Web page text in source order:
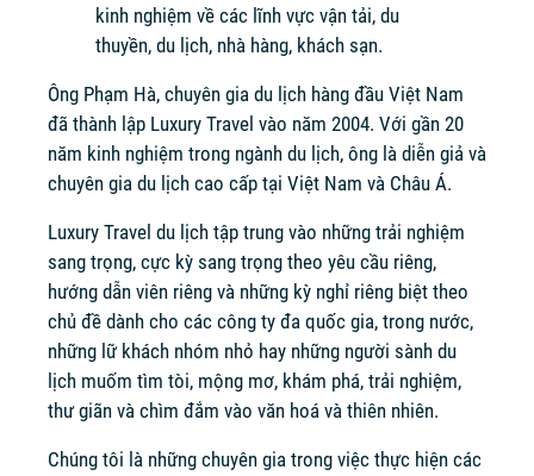
kinh nghiệm về các lĩnh vực vận tải, du
thuyền, du lịch, nhà hàng, khách sạn.
Ông Phạm Hà, chuyên gia du lịch hàng đầu Việt Nam
đã thành lập Luxury Travel vào năm 2004. Với gần 20
năm kinh nghiệm trong ngành du lịch, ông là diễn giả và
chuyên gia du lịch cao cấp tại Việt Nam và Châu Á.
Luxury Travel du lịch tập trung vào những trải nghiệm
sang trọng, cực kỳ sang trọng theo yêu cầu riêng,
hướng dẫn viên riêng và những kỳ nghỉ riêng biệt theo
chủ đề dành cho các công ty đa quốc gia, trong nước,
những lữ khách nhóm nhỏ hay những người sành du
lịch muốm tìm tòi, mộng mơ, khám phá, trải nghiệm,
thư giãn và chìm đắm vào văn hoá và thiên nhiên.
Chúng tôi là những chuyên gia trong việc thực hiện các